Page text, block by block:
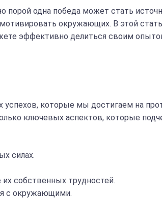
одна победа может стать
окружающих. В этой
эффективно делиться своим
которые мы достигаем на
ключевых аспектов, которые
силах.
собственных трудностей.
с окружающими.